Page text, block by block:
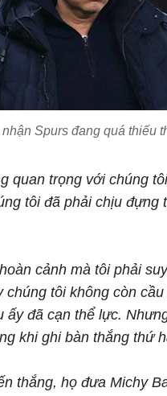
Spurs đang quá thiếu
quan trọng với chúng
tôi đã phải chịu đựng
cảnh mà tôi phải
chúng tôi không còn
ấy đã cạn thể lực.
khi ghi bàn thắng thứ
thắng, họ đưa Michy